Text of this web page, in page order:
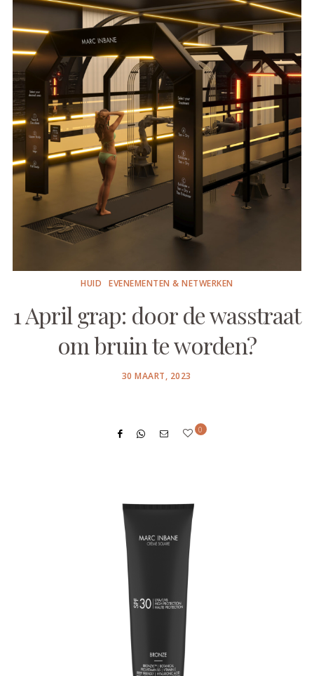
HUID EVENEMENTEN & NETWERKEN
1 April grap: door de wasstraat
om bruin te worden?
POSTED
30 MAART, 2023
0